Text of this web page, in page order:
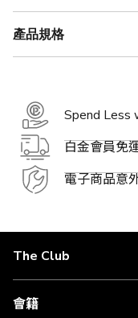
產品規格
Spend Less
白金會員免
電子商品意
The Club
關於 The Club
合作夥伴
會籍